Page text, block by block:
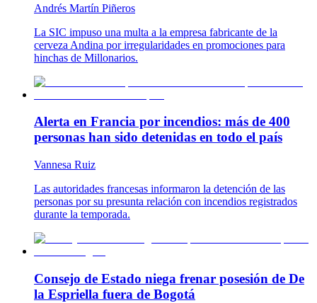
Andrés Martín Piñeros
La SIC impuso una multa a la empresa fabricante de la
cerveza Andina por irregularidades en promociones para
hinchas de Millonarios.
Alerta en Francia por incendios: más de 400
personas han sido detenidas en todo el país
Vannesa Ruiz
Las autoridades francesas informaron la detención de las
personas por su presunta relación con incendios registrados
durante la temporada.
Consejo de Estado niega frenar posesión de De
la Espriella fuera de Bogotá